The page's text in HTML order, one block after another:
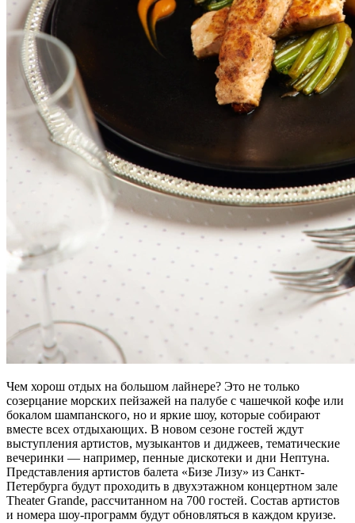
Чем хорош отдых на большом лайнере? Это не только
созерцание морских пейзажей на палубе с чашечкой кофе или
бокалом шампанского, но и яркие шоу, которые собирают
вместе всех отдыхающих. В новом сезоне гостей ждут
выступления артистов, музыкантов и диджеев, тематические
вечеринки — например, пенные дискотеки и дни Нептуна.
Представления артистов балета «Бизе Лизу» из Санкт-
Петербурга будут проходить в двухэтажном концертном зале
Theater Grande, рассчитанном на 700 гостей. Состав артистов
и номера шоу-программ будут обновляться в каждом круизе.